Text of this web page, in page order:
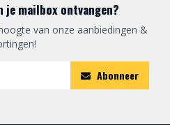
je mailbox ontvangen?
van onze aanbiedingen &
Abonneer